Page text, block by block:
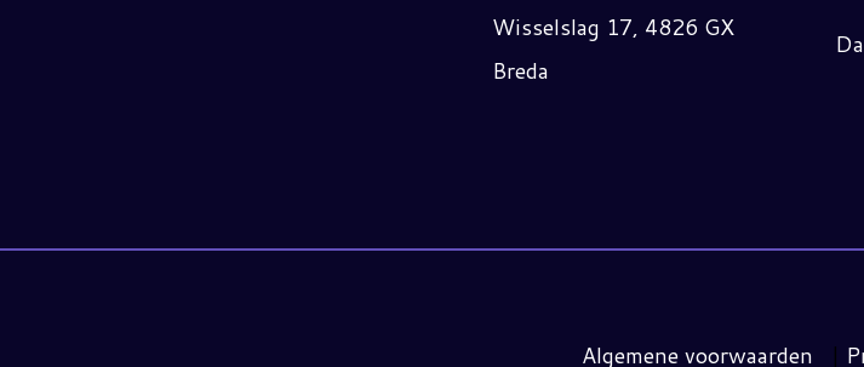
Wisselslag 17, 4826 GX
Breda
Algemene voorwaarden |